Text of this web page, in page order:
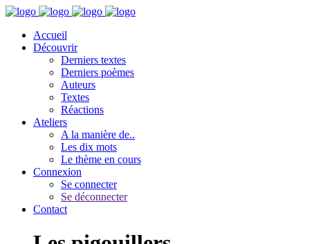
Accueil
Découvrir
Derniers textes
Derniers poèmes
Auteurs
Textes
Réactions
Ateliers
A la manière de..
Les dix mots
Le thème en cours
Connexion
Se connecter
Se déconnecter
Contact